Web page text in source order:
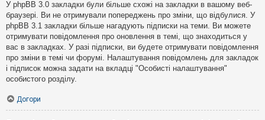
У phpBB 3.0 закладки були більше схожі на закладки в вашому веб-
браузері. Ви не отримували попереджень про зміни, що відбулися. У
phpBB 3.1 закладки більше нагадують підписки на теми. Ви можете
отримувати повідомлення про оновлення в темі, що знаходиться у
вас в закладках. У разі підписки, ви будете отримувати повідомлення
про зміни в темі чи форумі. Налаштування повідомлень для закладок
і підписок можна задати на вкладці "Особисті налаштування"
особистого розділу.
Догори